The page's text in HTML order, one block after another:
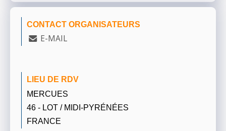
CONTACT ORGANISATEURS
E-MAIL
LIEU DE RDV
MERCUES
46 - LOT / MIDI-PYRÉNÉES
FRANCE